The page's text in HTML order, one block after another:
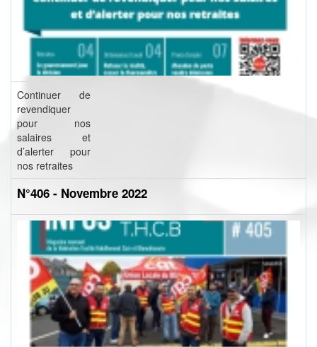
Continuer de
revendiquer
pour nos
salaires et
d’alerter pour
nos retraites
N°406 - Novembre 2022